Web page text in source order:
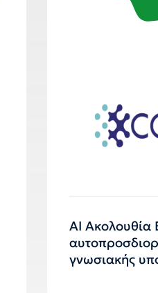
AI Ακολουθία
γνωσιακής